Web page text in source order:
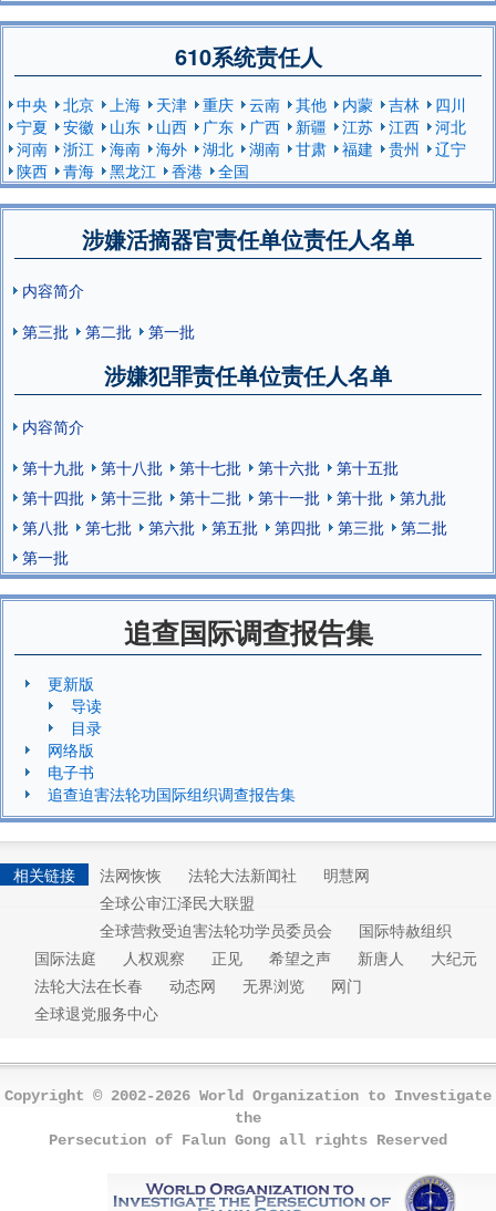
610系统责任人
中央 北京 上海 天津 重庆 云南 其他 内蒙 吉林
四川
宁夏
安徽 山东 山西 广东 广西 新疆 江苏 江西
河北
河南
浙江 海南 海外 湖北 湖南 甘肃 福建 贵州
辽宁
陕西
青海 黑龙江 香港 全国
涉嫌活摘器官责任单位责任人名单
内容简介
第三批
第二批 第一批
涉嫌犯罪责任单位责任人名单
内容简介
第十九批
第十八批 第十七批 第十六批
第十五批
第十四批
第十三批 第十二批 第十一批 第十批
第九批
第八批
第七批 第六批 第五批 第四批 第三批
第二批
第一批
追查国际调查报告集
更新版
导读
目录
网络版
电子书
追查迫害法轮功国际组织调查报告集
相关链接 法网恢恢 法轮大法新闻社
明慧网
全球公审江泽民大联盟
全球营救受迫害法轮功学员委员会
国际特赦组织
国际法庭
人权观察 正见 希望之声 新唐人
大纪元
法轮大法在长春
动态网 无界浏览
网门
全球退党服务中心
Copyright © 2002-2026 World Organization to Investigate
the
Persecution of Falun Gong all rights Reserved